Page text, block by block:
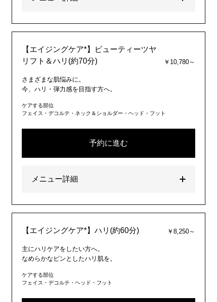
【エイジングケア*】ビューティーツヤ
リフト＆ハリ(約70分)
￥10,780～
さまざまな肌悩みに。
今、ハリ・弾力感を目指す方へ。
ケアする部位
フェイス・デコルテ・ネック＆ショルダー・ヘッド・フット
予約に進む
メニュー詳細
【エイジングケア*】ハリ(約60分) ￥8,250～
主にハリケアをしたい方へ。
なめらかなピンとしたハリ肌を。
ケアする部位
フェイス・デコルテ・ヘッド・フット